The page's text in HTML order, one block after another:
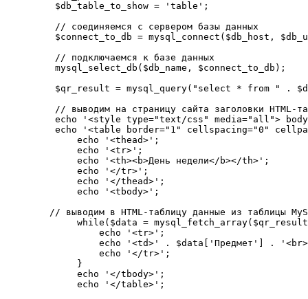
    $db_table_to_show = 'table';
    // соединяемся с сервером базы данных
$connect_to_db = mysql_connect($db_host,
    // подключаемся к базе данных
    mysql_select_db($db_name, $connect_to_db);
$qr_result = mysql_query("select * from " .
// выводим на страницу сайта заголовки HTML-
echo '<style type="text/css" media="all">
echo '<table border="1" cellspacing="0"
// выводим в HTML-таблицу данные из таблицы
        echo '</tbody>';
        echo '</table>';